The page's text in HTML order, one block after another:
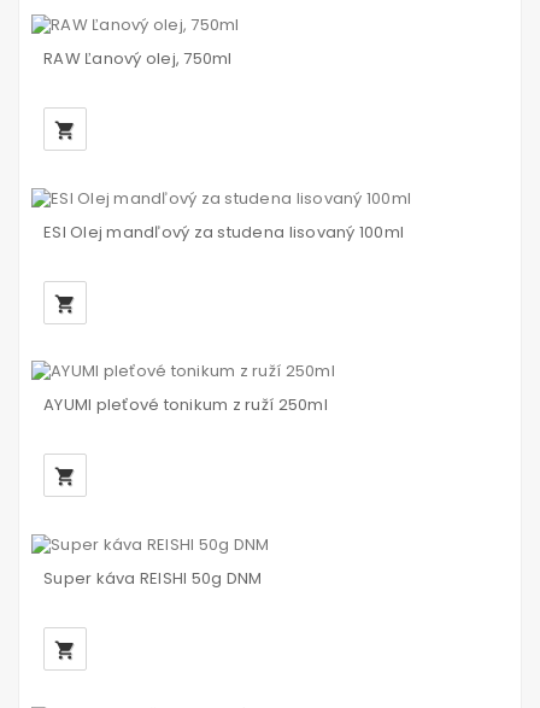
RAW Ľanový olej, 750ml
local_grocery_store
ESI Olej mandľový za studena lisovaný 100ml
local_grocery_store
AYUMI pleťové tonikum z ruží 250ml
local_grocery_store
Super káva REISHI 50g DNM
local_grocery_store